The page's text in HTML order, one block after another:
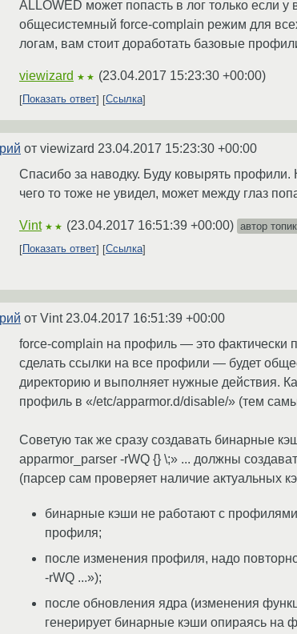
ALLOWED может попасть в лог только если
общесистемный force-complain режим для
логам, вам стоит доработать базовые
viewizard ★★ (23.04.2017 15:23:30 +00:00)
Показать ответ Ссылка
от viewizard 23.04.2017 15:23:30 +00:00
Спасибо за наводку. Буду ковырять профили.
чего то тоже не увидел, может между глаз
Vint ★★ (23.04.2017 16:51:39 +00:00) автор
Показать ответ
Ссылка
от Vint 23.04.2017 16:51:39 +00:00
force-complain на профиль — это фактически
сделать ссылки на все профили — будет
директорию и выполняет нужные действия.
профиль в «/etc/apparmor.d/disable/» (тем
Советую так же сразу создавать бинарные
apparmor_parser -rWQ {} \;» ... должны
(парсер сам проверяет наличие актуальных
бинарные кэши не работают с
профиля;
после изменения профиля, надо
-rWQ ...»);
после обновления ядра (изменения
генерирует бинарные кэши опираясь на